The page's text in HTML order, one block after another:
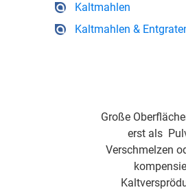
Kaltmahlen
Kaltmahlen &
Große
erst als
Verschmelzen